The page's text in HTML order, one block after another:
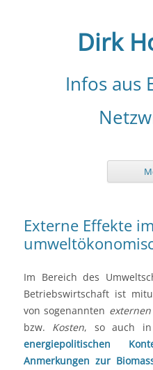
Dirk
Infos aus
Externe Effekte im
Im Bereich des
Betriebswirtschaft ist
von sogenannten externen
bzw. Kosten, so auch
energiepolitischen
Anmerkungen zur